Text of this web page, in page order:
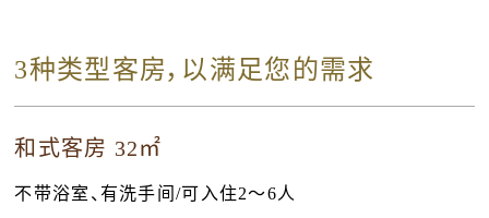
3种类型客房，以满足您的需求
和式客房 32㎡
不带浴室、有洗手间/可入住2〜6人